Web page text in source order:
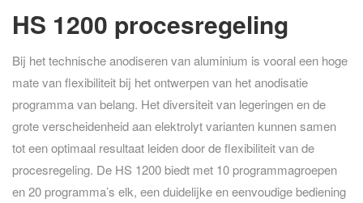
HS 1200 procesregeling
Bij het technische anodiseren van aluminium is vooral een hoge
mate van flexibiliteit bij het ontwerpen van het anodisatie
programma van belang. Het diversiteit van legeringen en de
grote verscheidenheid aan elektrolyt varianten kunnen samen
tot een optimaal resultaat leiden door de flexibiliteit van de
procesregeling. De HS 1200 biedt met 10 programmagroepen
en 20 programma’s elk, een duidelijke en eenvoudige bediening